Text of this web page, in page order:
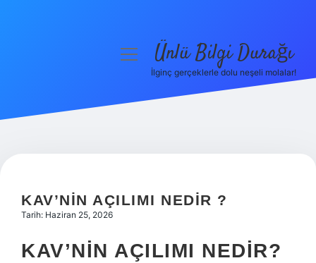
Hakkımızda
menüyüÜnlü Bilgi Durağı
İlginç gerçeklerle dolu neşeli molalar!
KAV’NIN AÇILIMI NEDIR ?
Tarih: Haziran 25, 2026
KAV’NIN AÇILIMI NEDIR?